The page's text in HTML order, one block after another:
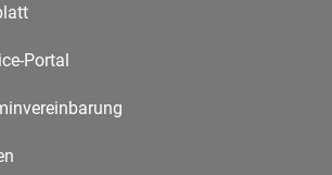
Portal